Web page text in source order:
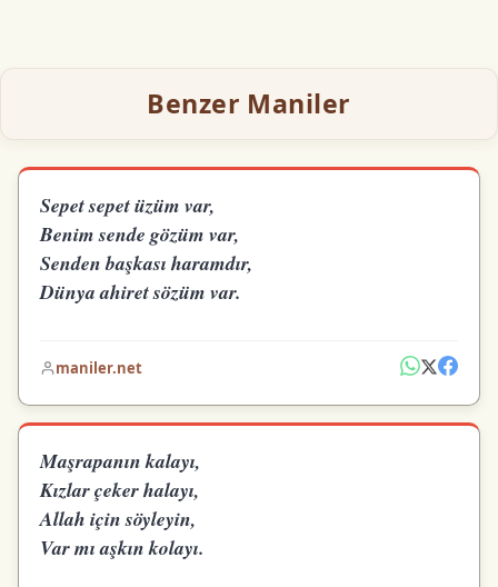
Benzer Maniler
Sepet sepet üzüm var,
Benim sende gözüm var,
Senden başkası haramdır,
Dünya ahiret sözüm var.
maniler.net
Maşrapanın kalayı,
Kızlar çeker halayı,
Allah için söyleyin,
Var mı aşkın kolayı.